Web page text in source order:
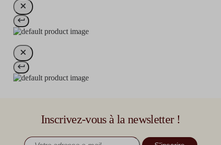
Inscrivez-vous à la newsletter !